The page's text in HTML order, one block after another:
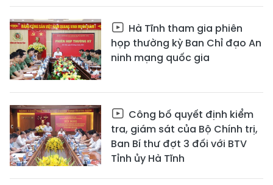
Hà Tĩnh tham gia phiên
họp thường kỳ Ban Chỉ đạo An
ninh mạng quốc gia
Công bố quyết định kiểm
tra, giám sát của Bộ Chính trị,
Ban Bí thư đợt 3 đối với BTV
Tỉnh ủy Hà Tĩnh